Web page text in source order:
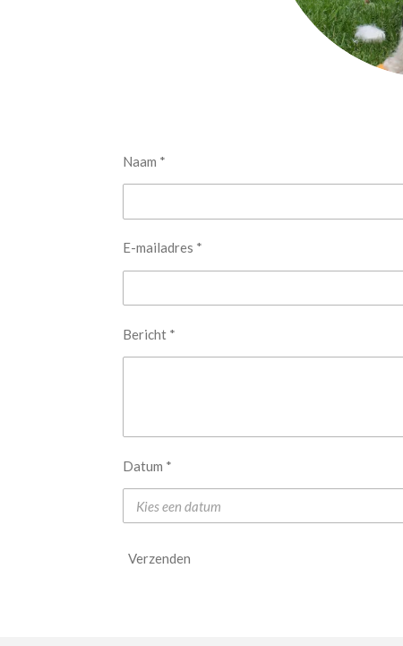
Naam *
E-mailadres *
Bericht *
Datum *
Verzenden